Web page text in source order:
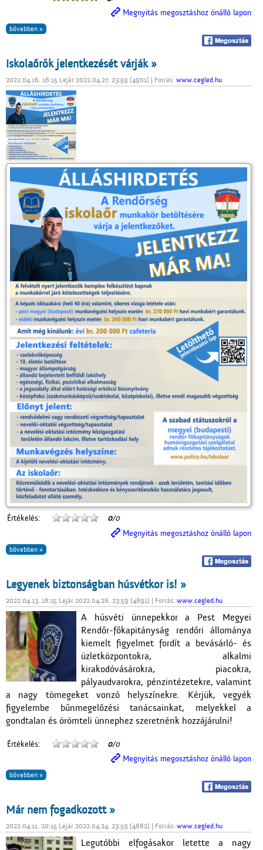
Megnyitás megosztáshoz önálló lapon
bővebben »
Iskolaőrök jelentkezését várják »
2022.04.16. 16:15 Lejár 2022.04.27. 23:59 [4901] | Forrás: www.cegled.hu
Értékelés: 0/0
Megnyitás megosztáshoz önálló lapon
bővebben »
Legyenek biztonságban húsvétkor is! »
2022.04.13. 18:15 Lejár 2022.04.26. 23:59 [4891] | Forrás: www.cegled.hu
A húsvéti ünnepekkor a Pest Megyei
Rendőr-főkapitányság rendőri állománya
kiemelt figyelmet fordít a bevásárló- és
üzletközpontokra, alkalmi
kirakodóvásárokra, piacokra,
pályaudvarokra, pénzintézetekre, valamint
a nagy tömegeket vonzó helyszínekre. Kérjük, vegyék
figyelembe bűnmegelőzési tanácsainkat, melyekkel a
gondtalan és örömteli ünnephez szeretnénk hozzájárulni!
Értékelés: 0/0
Megnyitás megosztáshoz önálló lapon
bővebben »
Már nem fogadkozott »
2022.04.11. 20:15 Lejár 2022.04.24. 23:59 [4882] | Forrás: www.cegled.hu
Legutóbbi elfogásakor letette a nagy